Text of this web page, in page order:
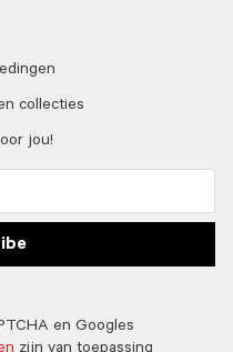
collecties
jou!
en Googles